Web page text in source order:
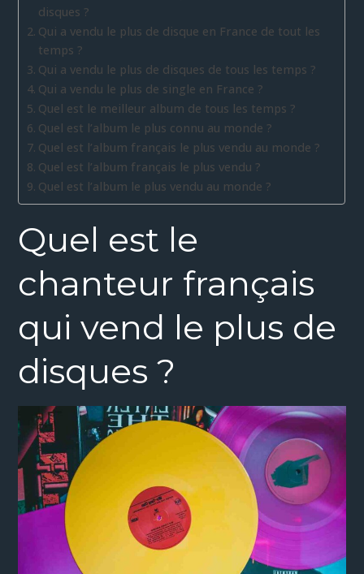
disques ?
Qui a vendu le plus de disque en France de tout les
temps ?
Qui a vendu le plus de disques de tous les temps ?
Qui a vendu le plus de single en France ?
Quel est le meilleur album de tous les temps ?
Quel est l’album le plus connu au monde ?
Quel est l’album français le plus vendu au monde ?
Quel est l’album français le plus vendu ?
Quel est l’album le plus vendu au monde ?
Quel est le
chanteur français
qui vend le plus de
disques ?